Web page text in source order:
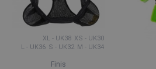
L - UK36 S - UK32 M - UK34
XL - UK38 XS - UK30
Finis